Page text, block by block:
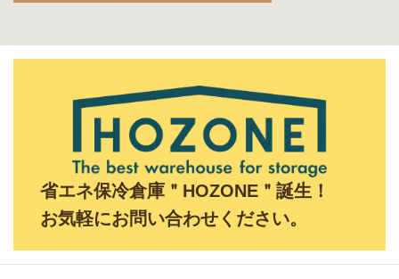
省エネ保冷倉庫＂HOZONE＂誕生！
お気軽にお問い合わせください。